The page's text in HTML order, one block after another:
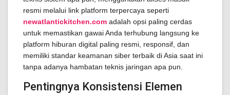
resmi melalui link platform terpercaya seperti
newatlantickitchen.com adalah opsi paling cerdas
untuk memastikan gawai Anda terhubung langsung ke
platform hiburan digital paling resmi, responsif, dan
memiliki standar keamanan siber terbaik di Asia saat ini
tanpa adanya hambatan teknis jaringan apa pun.
Pentingnya Konsistensi Elemen